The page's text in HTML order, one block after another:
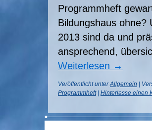
Programmheft
Bildungshaus ohne?
2013 sind da und
ansprechend,
Weiterlesen →
Veröffentlicht unter Allgemein
Programmheft
Hinterlasse einen